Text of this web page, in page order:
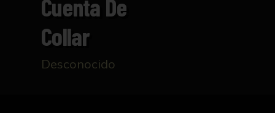
Cuenta De
Collar
Desconocido